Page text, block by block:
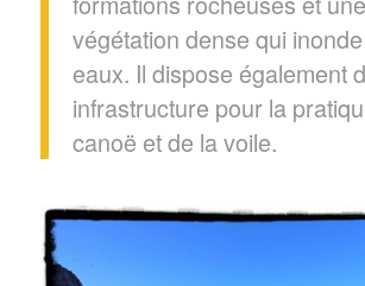
végétation dense qui
eaux. Il dispose également
infrastructure pour la
canoë et de la voile.